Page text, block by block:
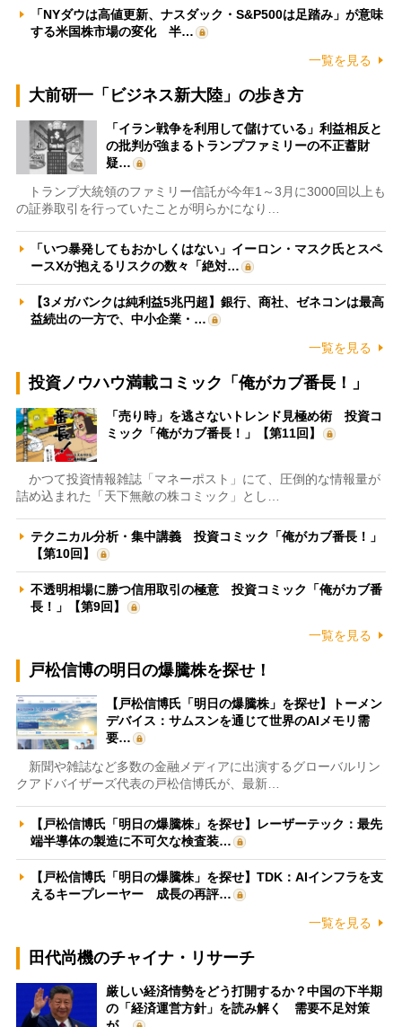
「NYダウは高値更新、ナスダック・S&P500は足踏み」が意味
する米国株市場の変化 半…
一覧を見る
大前研一「ビジネス新大陸」の歩き方
「イラン戦争を利用して儲けている」利益相反と
の批判が強まるトランプファミリーの不正蓄財
疑…
トランプ大統領のファミリー信託が今年1～3月に3000回以上も
の証券取引を行っていたことが明らかになり…
「いつ暴発してもおかしくはない」イーロン・マスク氏とスペ
ースXが抱えるリスクの数々「絶対…
【3メガバンクは純利益5兆円超】銀行、商社、ゼネコンは最高
益続出の一方で、中小企業・…
一覧を見る
投資ノウハウ満載コミック「俺がカブ番長！」
「売り時」を逃さないトレンド見極め術 投資コ
ミック「俺がカブ番長！」【第11回】
かつて投資情報雑誌「マネーポスト」にて、圧倒的な情報量が
詰め込まれた「天下無敵の株コミック」とし…
テクニカル分析・集中講義 投資コミック「俺がカブ番長！」
【第10回】
不透明相場に勝つ信用取引の極意 投資コミック「俺がカブ番
長！」【第9回】
一覧を見る
戸松信博の明日の爆騰株を探せ！
【戸松信博氏「明日の爆騰株」を探せ】トーメン
デバイス：サムスンを通じて世界のAIメモリ需
要…
新聞や雑誌など多数の金融メディアに出演するグローバルリン
クアドバイザーズ代表の戸松信博氏が、最新…
【戸松信博氏「明日の爆騰株」を探せ】レーザーテック：最先
端半導体の製造に不可欠な検査装…
【戸松信博氏「明日の爆騰株」を探せ】TDK：AIインフラを支
えるキープレーヤー 成長の再評…
一覧を見る
田代尚機のチャイナ・リサーチ
厳しい経済情勢をどう打開するか？中国の下半期
の「経済運営方針」を読み解く 需要不足対策